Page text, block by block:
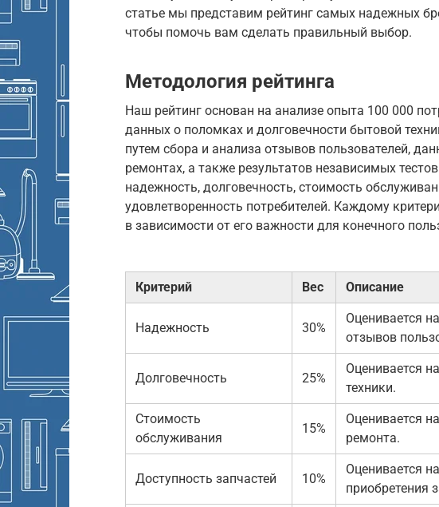
статье мы представим рейтинг самых надежных
чтобы помочь вам сделать правильный выбор.
Методология рейтинга
Наш рейтинг основан на анализе опыта 100 000
данных о поломках и долговечности бытовой
путем сбора и анализа отзывов пользователей,
ремонтах, а также результатов независимых
надежность, долговечность, стоимость
удовлетворенность потребителей. Каждому
в зависимости от его важности для конечного
Критерий Вес Описание
Надежность 30%
Оценивается
отзывов
Долговечность 25%
Оценивается
техники.
Стоимость
обслуживания
15%
Оценивается
ремонта.
Доступность запчастей 10%
Оценивается
приобретения